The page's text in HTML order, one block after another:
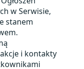
w Serwisie,
stanem
i kontakty